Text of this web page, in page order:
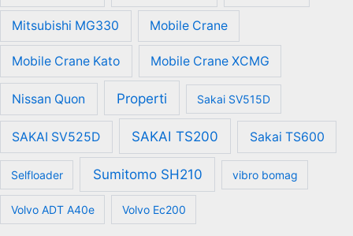
Mitsubishi MG330 Mobile Crane
Mobile Crane Kato Mobile Crane XCMG
Nissan Quon Properti Sakai SV515D
SAKAI SV525D SAKAI TS200 Sakai TS600
Selfloader Sumitomo SH210 vibro bomag
Volvo ADT A40e Volvo Ec200